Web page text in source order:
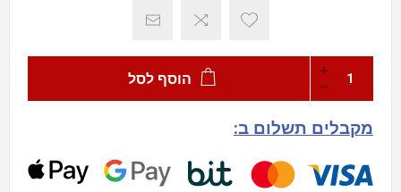
הוסף לסל
מקבלים תשלום ב: